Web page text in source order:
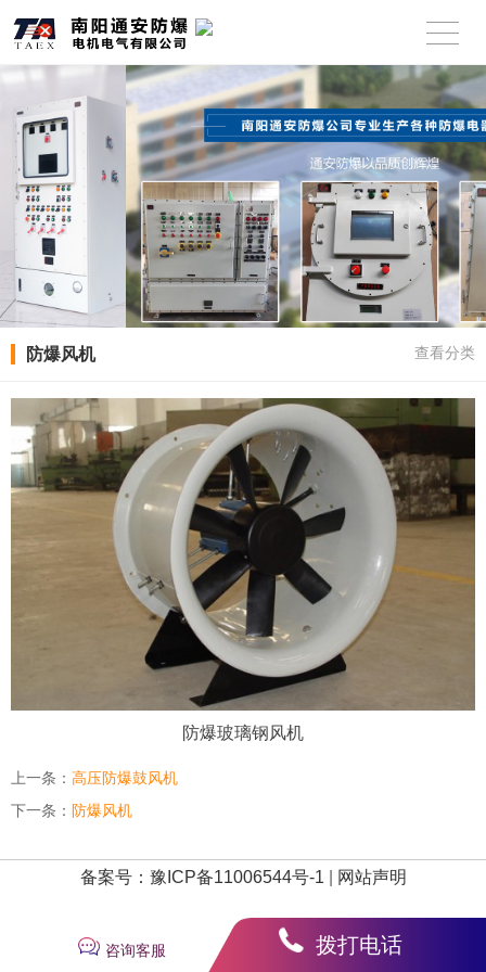
防爆风机 查看分类
防爆玻璃钢风机
上一条： 高压防爆鼓风机
下一条： 防爆风机
咨询客服 拨打电话
备案号：豫ICP备11006544号-1 网站声明